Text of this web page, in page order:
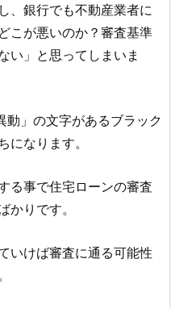
、銀行でも不動産業者に
こが悪いのか？審査基準
い」と思ってしまいま
」の文字があるブラック
になります。
る事で住宅ローンの審査
かりです。
いけば審査に通る可能性